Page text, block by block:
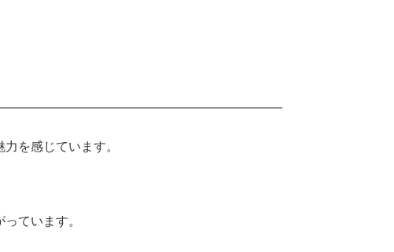
を感じています。
ています。